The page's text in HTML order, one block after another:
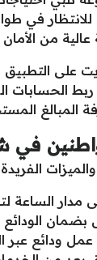
عالية من
على
الحسابات
المبالغ
مدار الساعة
الودائع
ودائع عبر